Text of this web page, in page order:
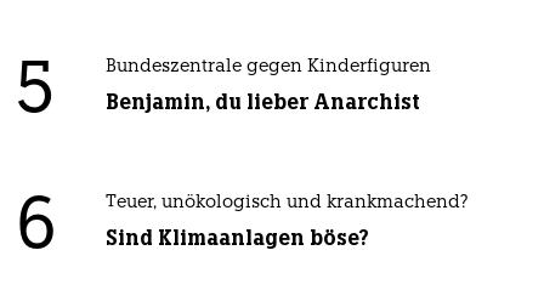
5 Bundeszentrale gegen Kinderfiguren
Benjamin, du lieber Anarchist
6 Teuer, unökologisch und krankmachend?
Sind Klimaanlagen böse?